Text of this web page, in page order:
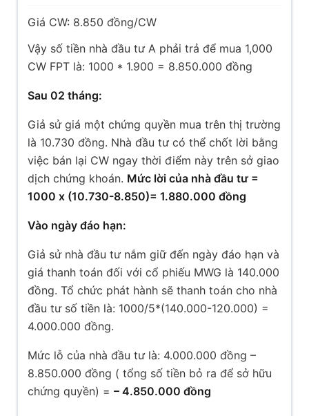
Giá CW: 8.850 đồng/CW
Vậy số tiền nhà đầu tư A phải trả để mua 1,000
CW FPT là: 1000 * 1.900 = 8.850.000 đồng
Sau 02 tháng:
Giả sử giá một chứng quyền mua trên thị trường
là 10.730 đồng. Nhà đầu tư có thể chốt lời bằng
việc bán lại CW ngay thời điểm này trên sở giao
dịch chứng khoán. Mức lời của nhà đầu tư =
1000 x (10.730-8.850)= 1.880.000 đồng
Vào ngày đáo hạn:
Giả sử nhà đầu tư nắm giữ đến ngày đáo hạn và
giá thanh toán đối với cổ phiếu MWG là 140.000
đồng. Tổ chức phát hành sẽ thanh toán cho nhà
đầu tư số tiền là: 1000/5*(140.000-120.000) =
4.000.000 đồng.
Mức lỗ của nhà đầu tư là: 4.000.000 đồng –
8.850.000 đồng ( tổng số tiền bỏ ra để sở hữu
chứng quyền) =– 4.850.000 đồng